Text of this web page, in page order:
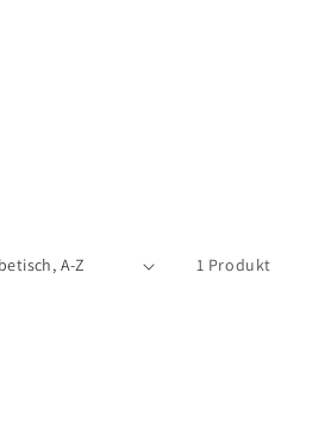
1 Produkt